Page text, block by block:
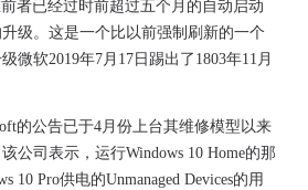
者已经过时前超过五个月的自动启动
升级。这是一个比以前强制刷新的一个
微软2019年7月17日踢出了1803年11月
的公告已于4月份上台其维修模型以来
公司表示，运行Windows 10 Home的那
10 Pro供电的Unmanaged Devices的用